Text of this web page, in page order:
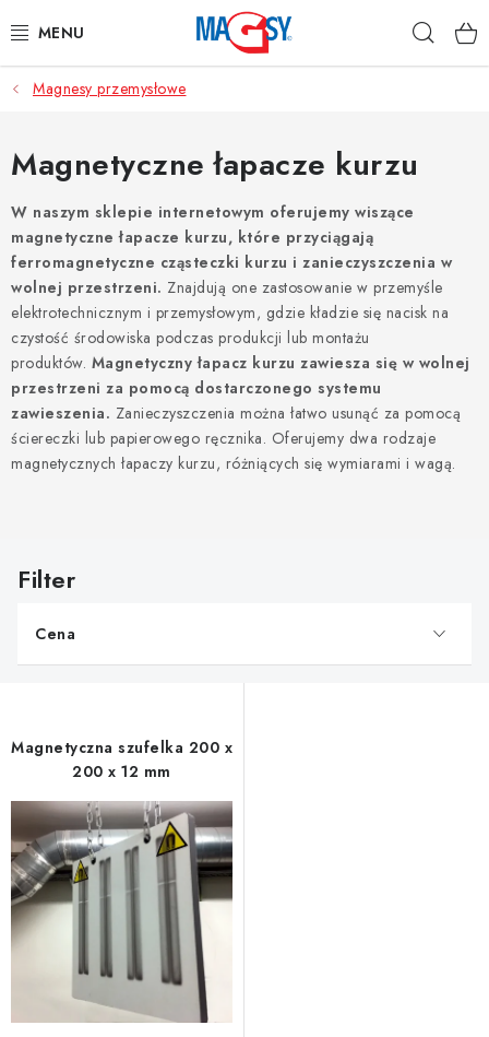
do
GŁÓWNE KATEGORIE
MAGNETYCZNE POMOCE
MAGNESY PRZEMYSŁOWE
INNE MAGNESY
MATERIAŁY NIERDZEWNE
O nas Regulamin e-sklepu
Ochrona danych osobowych
Blog
Kontakty Odstąpienie od umowy
Magnesy przemysłowe
Magnetyczne łapacze kurzu
W naszym sklepie internetowym oferujemy wiszące
magnetyczne łapacze kurzu, które przyciągają
ferromagnetyczne cząsteczki kurzu i zanieczyszczenia w
wolnej przestrzeni. Znajdują one zastosowanie w przemyśle
elektrotechnicznym i przemysłowym, gdzie kładzie się nacisk na
czystość środowiska podczas produkcji lub montażu
produktów. Magnetyczny łapacz kurzu zawiesza się w wolnej
przestrzeni za pomocą dostarczonego systemu
zawieszenia. Zanieczyszczenia można łatwo usunąć za pomocą
ściereczki lub papierowego ręcznika. Oferujemy dwa rodzaje
magnetycznych łapaczy kurzu, różniących się wymiarami i wagą.
a
r
d
u
k
t
ó
w
Cena
Magnetyczna szufelka 200 x
200 x 12 mm